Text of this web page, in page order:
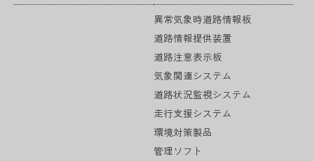
異常気象時道路情報板
道路情報提供装置
道路注意表示板
気象関連システム
道路状況監視システム
走行支援システム
環境対策製品
管理ソフト